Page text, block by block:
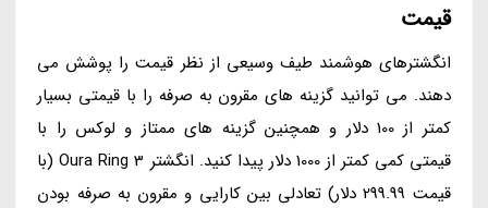
قیمت
انگشترهای هوشمند طیف وسیعی از نظر قیمت را پوشش می
دهند. می توانید گزینه های مقرون به صرفه را با قیمتی بسیار
کمتر از 100 دلار و همچنین گزینه های ممتاز و لوکس را با
قیمتی کمی کمتر از 1000 دلار پیدا کنید. انگشتر Oura Ring 3 (با
قیمت 299.99 دلار) تعادلی بین کارایی و مقرون به صرفه بودن